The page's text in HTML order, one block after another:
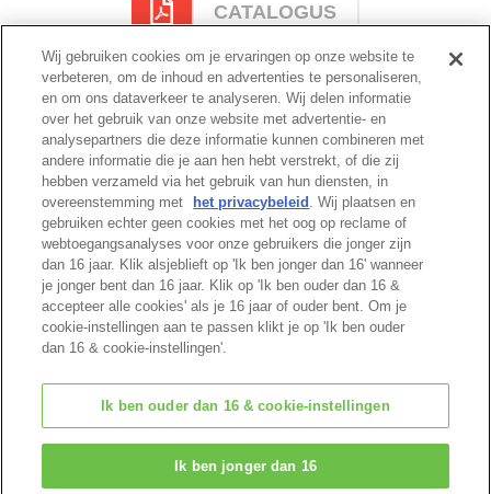
CATALOGUS
Cataloguspagina
Begin van pagina
© EPOCH
Change Region
Wij gebruiken cookies om je ervaringen op onze website te
verbeteren, om de inhoud en advertenties te personaliseren,
en om ons dataverkeer te analyseren. Wij delen informatie
over het gebruik van onze website met advertentie- en
analysepartners die deze informatie kunnen combineren met
andere informatie die je aan hen hebt verstrekt, of die zij
hebben verzameld via het gebruik van hun diensten, in
overeenstemming met
het privacybeleid . Wij plaatsen en
gebruiken echter geen cookies met het oog op reclame of
webtoegangsanalyses voor onze gebruikers die jonger zijn
dan 16 jaar. Klik alsjeblieft op 'Ik ben jonger dan 16' wanneer
je jonger bent dan 16 jaar. Klik op 'Ik ben ouder dan 16 &
accepteer alle cookies' als je 16 jaar of ouder bent. Om je
cookie-instellingen aan te passen klikt je op 'Ik ben ouder
dan 16 & cookie-instellingen'.
Ik ben ouder dan 16 & cookie-instellingen
Ik ben jonger dan 16